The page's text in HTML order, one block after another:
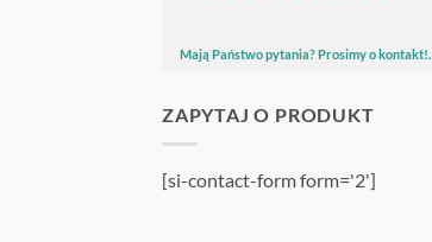
Mają Państwo pytania? Prosimy o kontakt!.
ZAPYTAJ O PRODUKT
[si-contact-form form='2']